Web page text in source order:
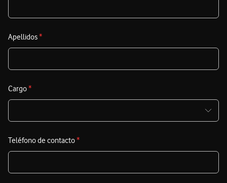
Apellidos*
Cargo*
Teléfono de contacto*